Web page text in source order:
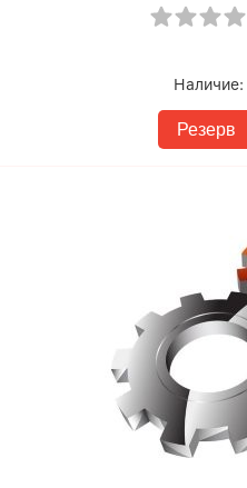
Наличие:
Резерв